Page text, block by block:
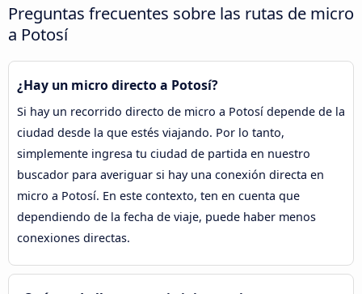
Preguntas frecuentes sobre las rutas de micro
a Potosí
¿Hay un micro directo a Potosí?
Si hay un recorrido directo de micro a Potosí depende de la
ciudad desde la que estés viajando. Por lo tanto,
simplemente ingresa tu ciudad de partida en nuestro
buscador para averiguar si hay una conexión directa en
micro a Potosí. En este contexto, ten en cuenta que
dependiendo de la fecha de viaje, puede haber menos
conexiones directas.